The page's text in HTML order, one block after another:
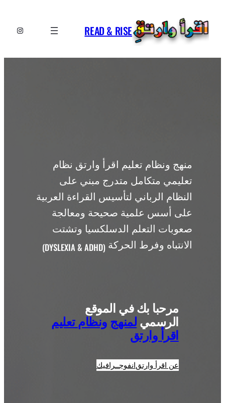
المحتوى
READ & RISE
منهج ونظام تعليم اقرأ وارتق نظام
تعليمي متكامل متدرج مبني على
النظام الرباني لتأسيس القراءة العربية
على أسس علمية صحيحة ومعالجة
صعوبات التعلم الدسلكسيا وتشتت
الانتباه وفرط الحركة(DYSLEXIA & ADHD)
مرحبا بك في الموقع
الرسميلمنهج ونظام تعليم
اقرأ وارتق
عن اقرأ وارتقانفوجــرافيك